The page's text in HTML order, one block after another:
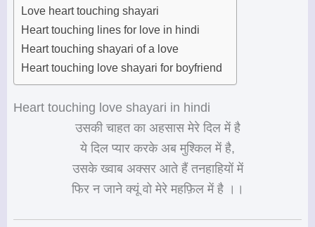
Love heart touching shayari
Heart touching lines for love in hindi
Heart touching shayari of a love
Heart touching love shayari for boyfriend
Heart touching love shayari in hindi
उसकी चाहत का अहसास मेरे दिल में है
ये दिल प्यार करके अब मुश्किल में है,
उसके ख्वाब अक्सर आते हैं तनहाहियों में
फिर न जाने क्यूं वो मेरे महफ़िल में है ।।